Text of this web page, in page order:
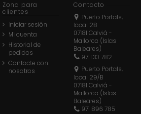
Zona para
clientes
Iniciar sesión
Mi cuenta
Historial de
pedidos
Contacte con
nosotros
Contacto
Puerto Portals,
local 28
07181 Calviá -
Mallorca (Islas
Baleares)
971 133 782
Puerto Portals,
local 29/B
07181 Calviá -
Mallorca (Islas
Baleares)
971 896 785